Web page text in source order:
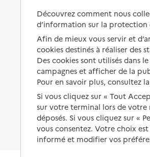
Préserver son autonomie et sa
santé
Organiser à l'avance sa propre
protection
Les mesures de protection
À qui s’adresser ?
Les politiques du grand âge
Être
Fin
Découvrez comment nous
d’information sur la protection
Afin de mieux vous servir et
cookies destinés à réaliser
Des cookies sont utilisés dans
campagnes et afficher de la
Pour en savoir plus, consultez
Si vous cliquez sur « Tout
sur votre terminal lors de votre
déposés. Si vous cliquez sur «
vous consentez. Votre choix
informé et modifier vos